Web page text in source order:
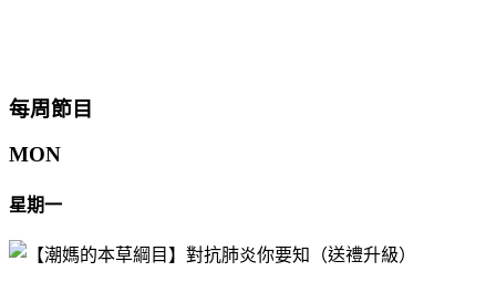
每周節目
MON
星期一